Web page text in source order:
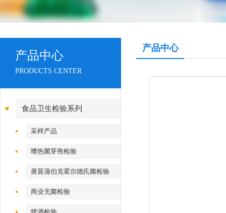
产品中心
PRODUCTS CENTER
食品卫生检验系列
采样产品
嗜热菌芽孢检验
唐菖蒲伯克霍尔德氏菌检验
商业无菌检验
产品中心